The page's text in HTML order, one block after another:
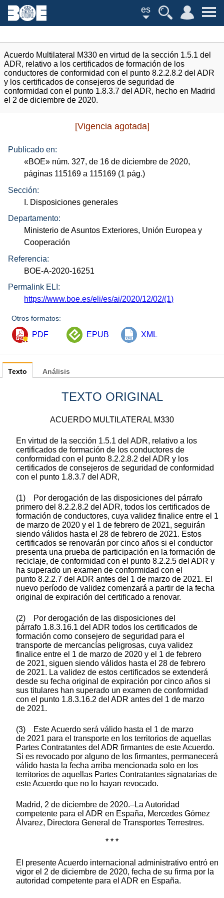
es
Acuerdo Multilateral M330 en virtud de la sección 1.5.1 del
ADR, relativo a los certificados de formación de los
conductores de conformidad con el punto 8.2.2.8.2 del ADR
y los certificados de consejeros de seguridad de
conformidad con el punto 1.8.3.7 del ADR, hecho en Madrid
el 2 de diciembre de 2020.
[Vigencia agotada]
Publicado en:
«BOE» núm. 327, de 16 de diciembre de 2020,
páginas 115169 a 115169 (1 pág.)
Sección:
I. Disposiciones generales
Departamento:
Ministerio de Asuntos Exteriores, Unión Europea y
Cooperación
Referencia:
BOE-A-2020-16251
Permalink ELI:
https://www.boe.es/eli/es/ai/2020/12/02/(1)
Otros formatos:
PDF EPUB XML
Texto
TEXTO ORIGINAL
ACUERDO MULTILATERAL M330
En virtud de la sección 1.5.1 del ADR, relativo a los
certificados de formación de los conductores de
conformidad con el punto 8.2.2.8.2 del ADR y los
certificados de consejeros de seguridad de conformidad
con el punto 1.8.3.7 del ADR,
(1) Por derogación de las disposiciones del párrafo
primero del 8.2.2.8.2 del ADR, todos los certificados de
formación de conductores, cuya validez finalice entre el 1
de marzo de 2020 y el 1 de febrero de 2021, seguirán
siendo válidos hasta el 28 de febrero de 2021. Estos
certificados se renovarán por cinco años si el conductor
presenta una prueba de participación en la formación de
reciclaje, de conformidad con el punto 8.2.2.5 del ADR y
ha superado un examen de conformidad con el
punto 8.2.2.7 del ADR antes del 1 de marzo de 2021. El
nuevo período de validez comenzará a partir de la fecha
original de expiración del certificado a renovar.
(2) Por derogación de las disposiciones del
párrafo 1.8.3.16.1 del ADR todos los certificados de
formación como consejero de seguridad para el
transporte de mercancías peligrosas, cuya validez
finalice entre el 1 de marzo de 2020 y el 1 de febrero
de 2021, siguen siendo válidos hasta el 28 de febrero
de 2021. La validez de estos certificados se extenderá
desde su fecha original de expiración por cinco años si
sus titulares han superado un examen de conformidad
con el punto 1.8.3.16.2 del ADR antes del 1 de marzo
de 2021.
(3) Este Acuerdo será válido hasta el 1 de marzo
de 2021 para el transporte en los territorios de aquellas
Partes Contratantes del ADR firmantes de este Acuerdo.
Si es revocado por alguno de los firmantes, permanecerá
válido hasta la fecha arriba mencionada solo en los
territorios de aquellas Partes Contratantes signatarias de
este Acuerdo que no lo hayan revocado.
Madrid, 2 de diciembre de 2020.–La Autoridad
competente para el ADR en España, Mercedes Gómez
Álvarez, Directora General de Transportes Terrestres.
* * *
El presente Acuerdo internacional administrativo entró en
vigor el 2 de diciembre de 2020, fecha de su firma por la
autoridad competente para el ADR en España.
Análisis